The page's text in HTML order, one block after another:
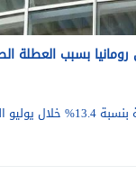
بسبب العطلة
الماضي